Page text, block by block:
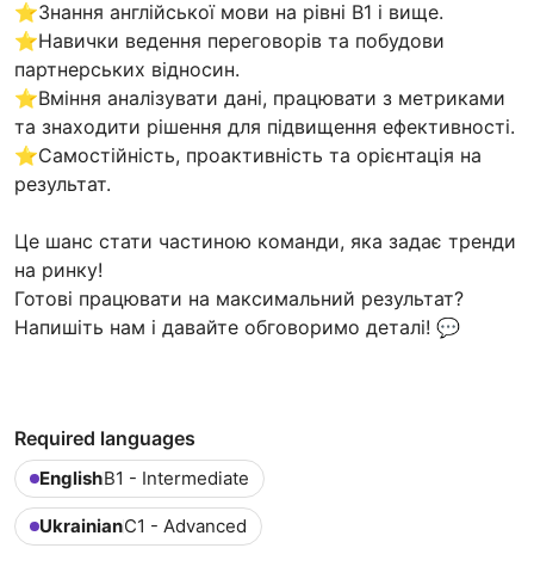
⭐️Знання англійської мови на рівні В1 і вище.
⭐️Навички ведення переговорів та побудови
партнерських відносин.
⭐️Вміння аналізувати дані, працювати з метриками
та знаходити рішення для підвищення ефективності.
⭐️Самостійність, проактивність та орієнтація на
результат.
Це шанс стати частиною команди, яка задає тренди
на ринку!
Готові працювати на максимальний результат?
Напишіть нам і давайте обговоримо деталі! 💬
Required languages
EnglishB1 - Intermediate
UkrainianC1 - Advanced